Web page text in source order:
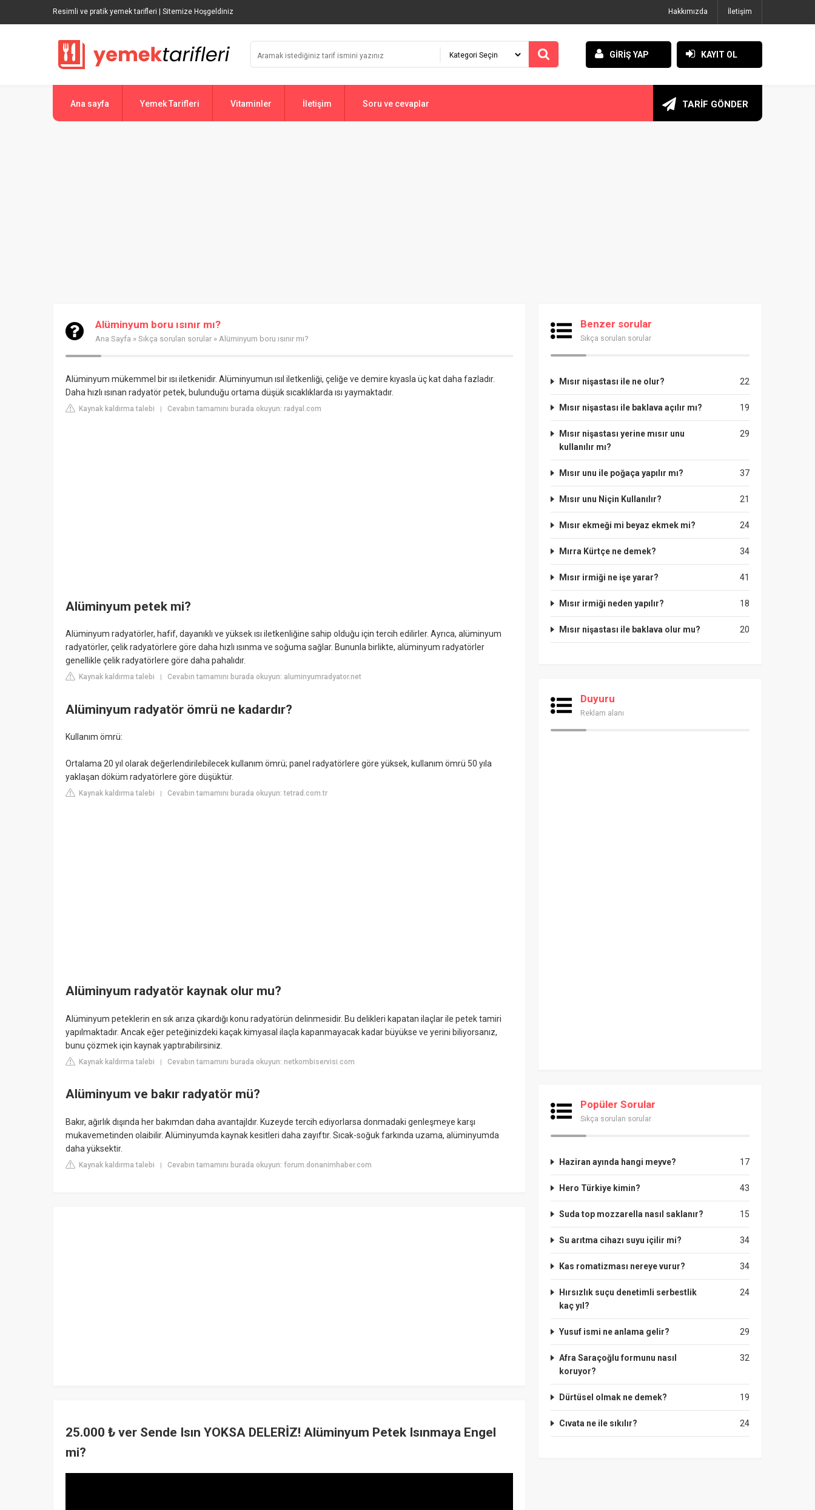
Resimli ve pratik yemek tarifleri | Sitemize Hoşgeldiniz Hakkımızda İletişim
GİRİŞ YAP KAYIT OL
Ana sayfa Yemek Tarifleri Vitaminler İletişim Soru ve cevaplar TARİF GÖNDER
Alüminyum boru ısınır mı?
Ana Sayfa » Sıkça sorulan sorular » Alüminyum boru ısınır mı?
Alüminyum mükemmel bir ısı iletkenidir. Alüminyumun ısıl iletkenliği, çeliğe ve demire kıyasla üç kat daha fazladır.
Daha hızlı ısınan radyatör petek, bulunduğu ortama düşük sıcaklıklarda ısı yaymaktadır.
Kaynak kaldırma talebi | Cevabın tamamını burada okuyun: radyal.com
Alüminyum petek mi?
Alüminyum radyatörler, hafif, dayanıklı ve yüksek ısı iletkenliğine sahip olduğu için tercih edilirler. Ayrıca, alüminyum
radyatörler, çelik radyatörlere göre daha hızlı ısınma ve soğuma sağlar. Bununla birlikte, alüminyum radyatörler
genellikle çelik radyatörlere göre daha pahalıdır.
Kaynak kaldırma talebi Cevabın tamamını burada okuyun: aluminyumradyator.net
Alüminyum radyatör ömrü ne kadardır?
Kullanım ömrü:
Ortalama 20 yıl olarak değerlendirilebilecek kullanım ömrü; panel radyatörlere göre yüksek, kullanım ömrü 50 yıla
yaklaşan döküm radyatörlere göre düşüktür.
Kaynak kaldırma talebi Cevabın tamamını burada okuyun: tetrad.com.tr
Alüminyum radyatör kaynak olur mu?
Alüminyum peteklerin en sık arıza çıkardığı konu radyatörün delinmesidir. Bu delikleri kapatan ilaçlar ile petek tamiri
yapılmaktadır. Ancak eğer peteğinizdeki kaçak kimyasal ilaçla kapanmayacak kadar büyükse ve yerini biliyorsanız,
bunu çözmek için kaynak yaptırabilirsiniz.
Kaynak kaldırma talebi | Cevabın tamamını burada okuyun: netkombiservisi.com
Alüminyum ve bakır radyatör mü?
Bakır, ağırlık dışında her bakımdan daha avantajldır. Kuzeyde tercih ediyorlarsa donmadaki genleşmeye karşı
mukavemetinden olaibilir. Alüminyumda kaynak kesitleri daha zayıftır. Sıcak-soğuk farkında uzama, alüminyumda
daha yüksektir.
Kaynak kaldırma talebi | Cevabın tamamını burada okuyun: forum.donanimhaber.com
25.000 ₺ ver Sende Isın YOKSA DELERİZ! Alüminyum Petek Isınmaya Engel
mi?
Benzer sorular
Sıkça sorulan sorular
22
Mısır nişastası ile ne olur?
19
Mısır nişastası ile baklava açılır mı?
29
Mısır nişastası yerine mısır unu
kullanılır mı?
37
Mısır unu ile poğaça yapılır mı?
21
Mısır unu Niçin Kullanılır?
24
Mısır ekmeği mi beyaz ekmek mi?
34
Mırra Kürtçe ne demek?
41
Mısır irmiği ne işe yarar?
18
Mısır irmiği neden yapılır?
20
Mısır nişastası ile baklava olur mu?
Duyuru
Reklam alanı
Popüler Sorular
Sıkça sorulan sorular
17
Haziran ayında hangi meyve?
43
Hero Türkiye kimin?
15
Suda top mozzarella nasıl saklanır?
34
Su arıtma cihazı suyu içilir mi?
34
Kas romatizması nereye vurur?
24
Hırsızlık suçu denetimli serbestlik
kaç yıl?
29
Yusuf ismi ne anlama gelir?
32
Afra Saraçoğlu formunu nasıl
koruyor?
19
Dürtüsel olmak ne demek?
24
Cıvata ne ile sıkılır?